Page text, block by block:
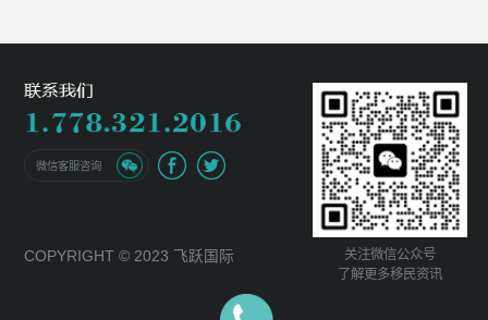
微信客服咨询
COPYRIGHT © 2023 飞跃国际
关注微信公众号
了解更多移民资讯